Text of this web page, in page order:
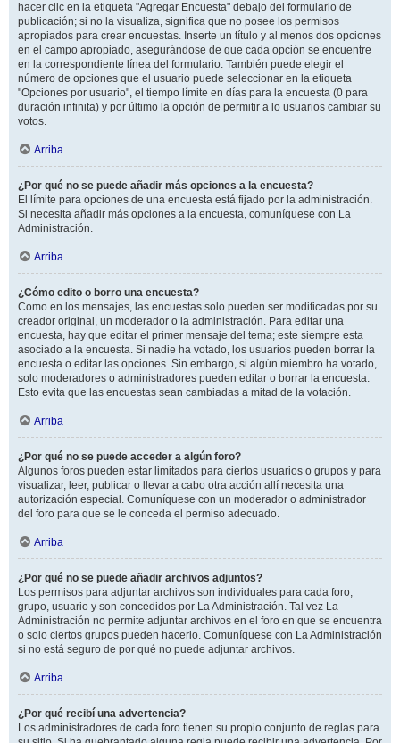
hacer clic en la etiqueta "Agregar Encuesta" debajo del formulario de
publicación; si no la visualiza, significa que no posee los permisos
apropiados para crear encuestas. Inserte un título y al menos dos opciones
en el campo apropiado, asegurándose de que cada opción se encuentre
en la correspondiente línea del formulario. También puede elegir el
número de opciones que el usuario puede seleccionar en la etiqueta
"Opciones por usuario", el tiempo límite en días para la encuesta (0 para
duración infinita) y por último la opción de permitir a lo usuarios cambiar su
votos.
Arriba
¿Por qué no se puede añadir más opciones a la encuesta?
El límite para opciones de una encuesta está fijado por la administración.
Si necesita añadir más opciones a la encuesta, comuníquese con La
Administración.
Arriba
¿Cómo edito o borro una encuesta?
Como en los mensajes, las encuestas solo pueden ser modificadas por su
creador original, un moderador o la administración. Para editar una
encuesta, hay que editar el primer mensaje del tema; este siempre esta
asociado a la encuesta. Si nadie ha votado, los usuarios pueden borrar la
encuesta o editar las opciones. Sin embargo, si algún miembro ha votado,
solo moderadores o administradores pueden editar o borrar la encuesta.
Esto evita que las encuestas sean cambiadas a mitad de la votación.
Arriba
¿Por qué no se puede acceder a algún foro?
Algunos foros pueden estar limitados para ciertos usuarios o grupos y para
visualizar, leer, publicar o llevar a cabo otra acción allí necesita una
autorización especial. Comuníquese con un moderador o administrador
del foro para que se le conceda el permiso adecuado.
Arriba
¿Por qué no se puede añadir archivos adjuntos?
Los permisos para adjuntar archivos son individuales para cada foro,
grupo, usuario y son concedidos por La Administración. Tal vez La
Administración no permite adjuntar archivos en el foro en que se encuentra
o solo ciertos grupos pueden hacerlo. Comuníquese con La Administración
si no está seguro de por qué no puede adjuntar archivos.
Arriba
¿Por qué recibí una advertencia?
Los administradores de cada foro tienen su propio conjunto de reglas para